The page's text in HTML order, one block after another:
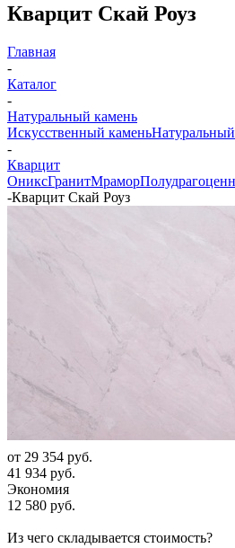
Кварцит Скай Роуз
Главная
-
Каталог
-
Натуральный камень
Искусственный камень
-
Кварцит
ОниксГранитМрамор
-Кварцит Скай Роуз
от 29 354 руб.
41 934 руб.
Экономия
12 580 руб.
Из чего складывается стоимость?